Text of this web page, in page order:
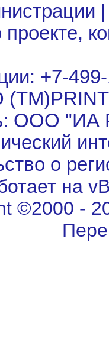
PMU Опираемся на то,
kirlid
штрих код, это
kirlid
brosko1
проекте,
+7-
ООО "ИА
о
на
©2000 -